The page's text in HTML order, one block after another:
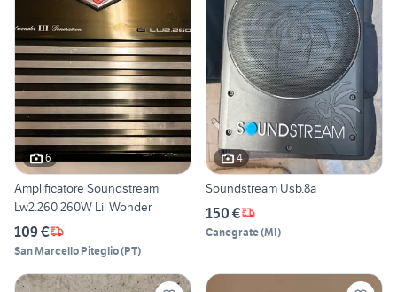
6
Amplificatore Soundstream
Lw2.260 260W Lil Wonder
109 €
San Marcello Piteglio(PT)
4
Soundstream Usb.8a
150 €
Canegrate(MI)